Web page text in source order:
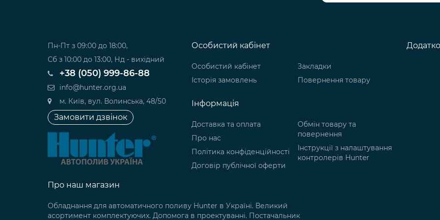
Пн-Пт з 09:00 до 18:00,
Сб з 10:00 до 13:00, Нд - вихідний
+38 (050) 999-86-88
info@hunter.org.ua
м. Київ, вул. Волинська, 48/50
Замовити дзвінок
Особистий кабінет
Особистий кабінет
Історія замовлень
Закладки
Повернення товару
Інформація
Доставка та оплата
Про нас
Політика конфіденційності
Договір публічної оферти
Обмін товару та
повернення
Інструкції з налаштування
контролерів Hunter
Про наш магазин
Обладнання для автоматичного поливу Hunter в Україні. Великий
асортимент комплектуючих. Допомога в проектуванні. Постачальник